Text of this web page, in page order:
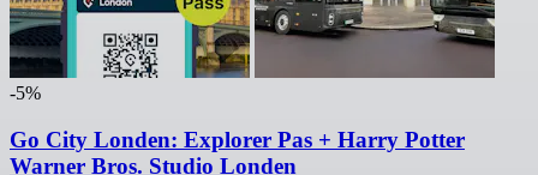
-5%
Go City Londen: Explorer Pas + Harry Potter
Warner Bros. Studio Londen